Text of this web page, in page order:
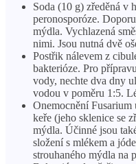
Soda (10 g) zředěná v
peronosporóze.
mýdla. Vychlazená
nimi. Jsou nutná dvě
Postřik nálevem z
bakterióze. Pro
vody, nechte dva dny
vodou v poměru 1:5.
Onemocnění Fusarium
keře (jeho sklenice se
mýdla. Účinné jsou
složení s mlékem a
strouhaného mýdla na